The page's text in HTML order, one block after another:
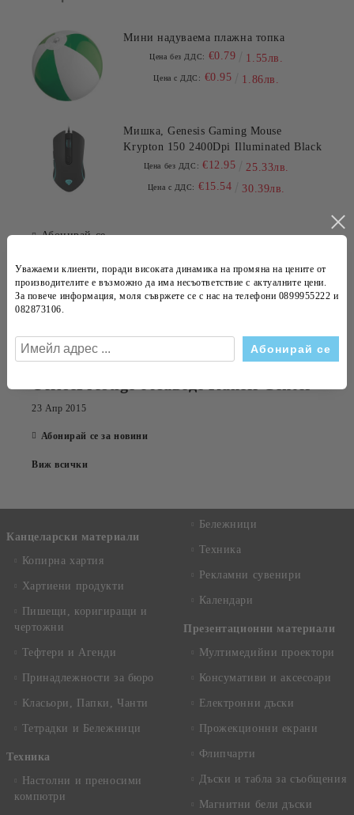
Мини надуваема плажна топка
Цена без ДДС: €0.79 1.55лв.
Цена с ДДС: €0.95 1.86лв.
Мишка, Genesis Gaming Mouse
Krypton 150 2400Dpi Illuminated Black
Цена без ДДС: €12.95 25.33лв.
Цена с ДДС: €15.54 30.39лв.
Абонирай се
Новини
Проект "Подкрепа на микро и малки предприятия
14 Сеп 2020
23 Апр 2015
Абонирай се за новини
Виж всички
Канцеларски материали
Копирна хартия
Хартиени продукти
Пишещи, коригиращи и
чертожни
Тефтери и Агенди
Принадлежности за бюро
Класьори, Папки, Чанти
Тетрадки и Бележници
Техника
Настолни и преносими
компютри
Бележници
Техника
Рекламни сувенири
Календари
Презентационни материали
Мултимедийни проектори
Консумативи и аксесоари
Електронни дъски
Прожекционни екрани
Флипчарти
Дъски и табла за съобщения
Магнитни бели дъски
Уважаеми клиенти, поради високата динамика на промяна на цените от
производителите е възможно да има несъответствие с актуалните цени.
За повече информация, моля съвржете се с нас на телефони 0899955222 и
082873106.